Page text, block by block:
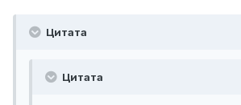
Цитата
Цитата